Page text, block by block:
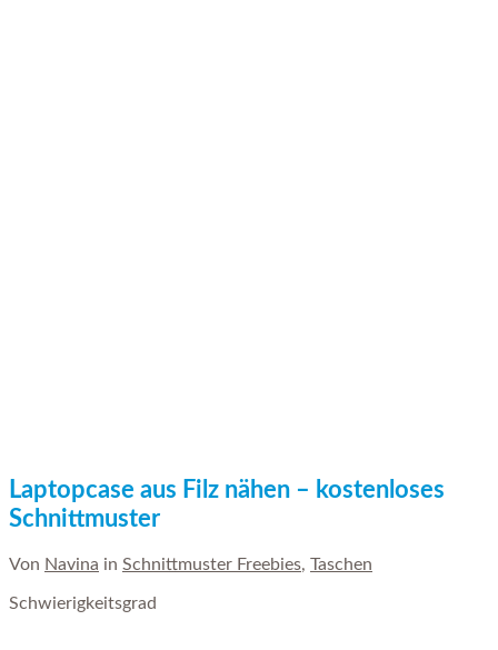
Laptopcase aus Filz nähen – kostenloses
Schnittmuster
Von Navina in Schnittmuster Freebies, Taschen
Schwierigkeitsgrad